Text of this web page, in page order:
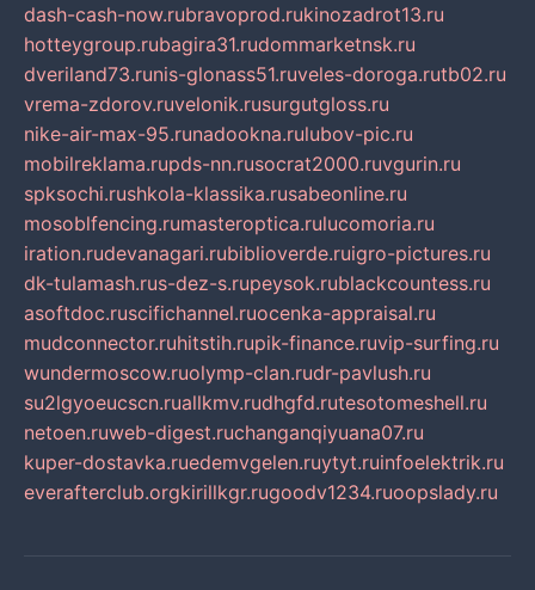
dash-cash-now.rubravoprod.rukinozadrot13.ru
hotteygroup.rubagira31.rudommarketnsk.ru
dveriland73.runis-glonass51.ruveles-doroga.rutb02.ru
vrema-zdorov.ruvelonik.rusurgutgloss.ru
nike-air-max-95.runadookna.rulubov-pic.ru
mobilreklama.rupds-nn.rusocrat2000.ruvgurin.ru
spksochi.rushkola-klassika.rusabeonline.ru
mosoblfencing.rumasteroptica.rulucomoria.ru
iration.rudevanagari.rubiblioverde.ruigro-pictures.ru
dk-tulamash.rus-dez-s.rupeysok.rublackcountess.ru
asoftdoc.ruscifichannel.ruocenka-appraisal.ru
mudconnector.ruhitstih.rupik-finance.ruvip-surfing.ru
wundermoscow.ruolymp-clan.rudr-pavlush.ru
su2lgyoeucscn.ruallkmv.rudhgfd.rutesotomeshell.ru
netoen.ruweb-digest.ruchanganqiyuana07.ru
kuper-dostavka.ruedemvgelen.ruytyt.ruinfoelektrik.ru
everafterclub.orgkirillkgr.rugoodv1234.ruoopslady.ru